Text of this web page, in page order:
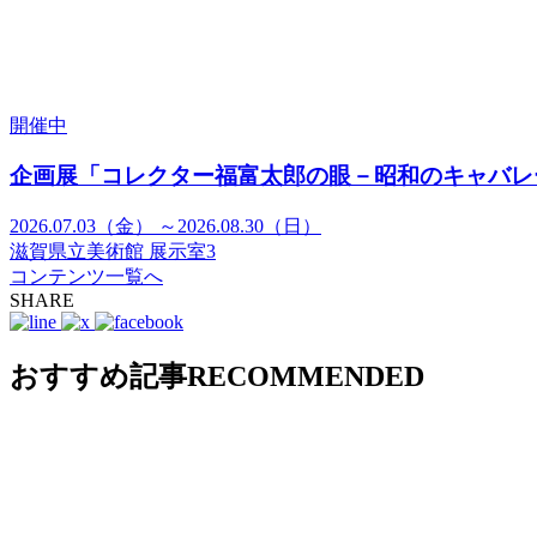
開催中
企画展「コレクター福富太郎の眼－昭和のキャバレ
2026.07.03（金） ～2026.08.30（日）
滋賀県立美術館 展示室3
コンテンツ一覧へ
SHARE
おすすめ記事RECOMMENDED